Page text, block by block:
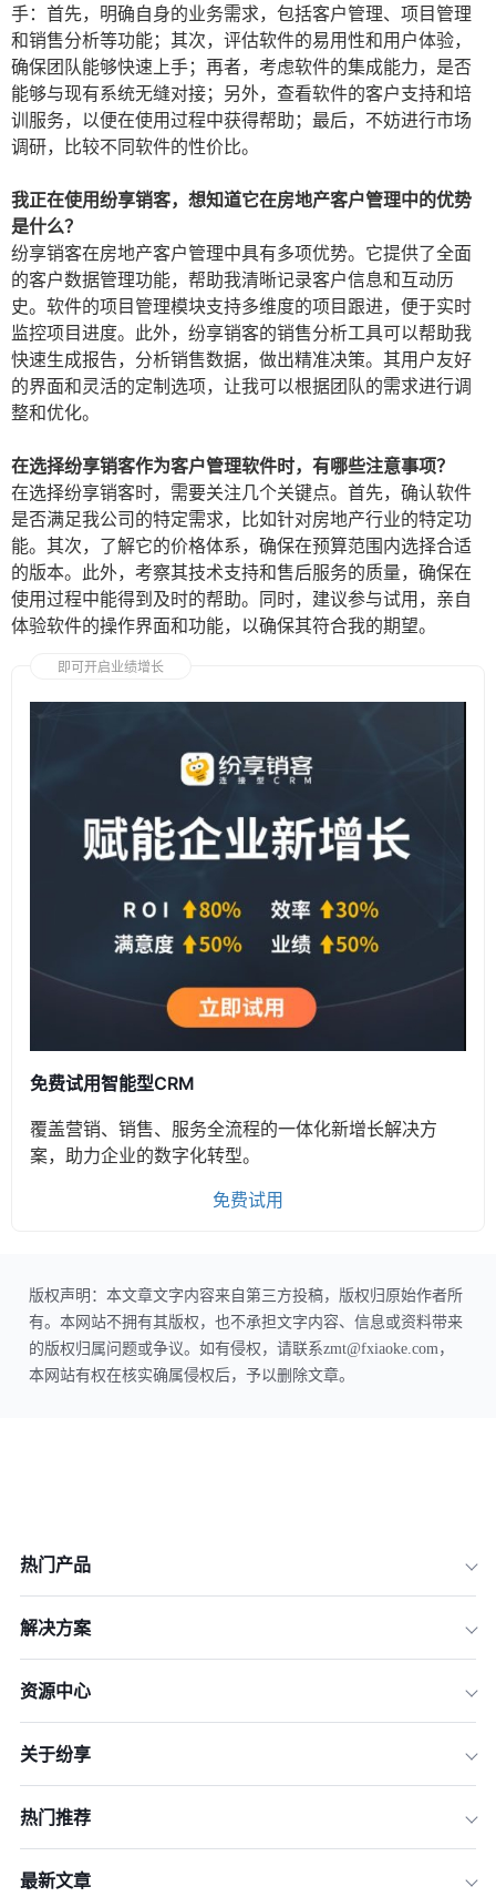
手：首先，明确自身的业务需求，包括客户管理、项目管理
和销售分析等功能；其次，评估软件的易用性和用户体验，
确保团队能够快速上手；再者，考虑软件的集成能力，是否
能够与现有系统无缝对接；另外，查看软件的客户支持和培
训服务，以便在使用过程中获得帮助；最后，不妨进行市场
调研，比较不同软件的性价比。
我正在使用纷享销客，想知道它在房地产客户管理中的优势
是什么？
纷享销客在房地产客户管理中具有多项优势。它提供了全面
的客户数据管理功能，帮助我清晰记录客户信息和互动历
史。软件的项目管理模块支持多维度的项目跟进，便于实时
监控项目进度。此外，纷享销客的销售分析工具可以帮助我
快速生成报告，分析销售数据，做出精准决策。其用户友好
的界面和灵活的定制选项，让我可以根据团队的需求进行调
整和优化。
在选择纷享销客作为客户管理软件时，有哪些注意事项？
在选择纷享销客时，需要关注几个关键点。首先，确认软件
是否满足我公司的特定需求，比如针对房地产行业的特定功
能。其次，了解它的价格体系，确保在预算范围内选择合适
的版本。此外，考察其技术支持和售后服务的质量，确保在
使用过程中能得到及时的帮助。同时，建议参与试用，亲自
体验软件的操作界面和功能，以确保其符合我的期望。
即可开启业绩增长
免费试用智能型CRM
覆盖营销、销售、服务全流程的一体化新增长解决方
案，助力企业的数字化转型。
免费试用
版权声明：本文章文字内容来自第三方投稿，版权归原始作者所
有。本网站不拥有其版权，也不承担文字内容、信息或资料带来
的版权归属问题或争议。如有侵权，请联系zmt@fxiaoke.com，
本网站有权在核实确属侵权后，予以删除文章。
热门产品
解决方案
资源中心
关于纷享
热门推荐
最新文章